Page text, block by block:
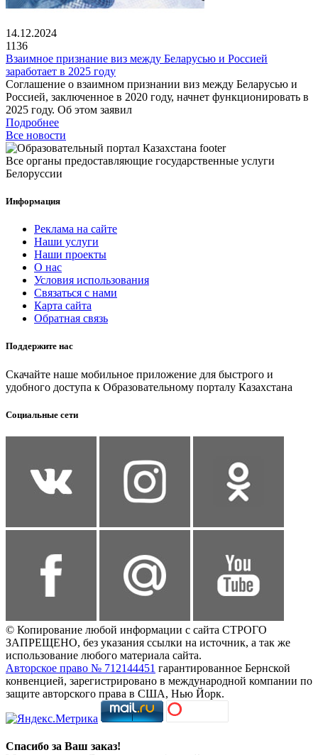
14.12.2024
1136
Взаимное признание виз между Беларусью и Россией
заработает в 2025 году
Соглашение о взаимном признании виз между Беларусью и
Россией, заключенное в 2020 году, начнет функционировать в
2025 году. Об этом заявил
Подробнее
Все новости
Все органы предоставляющие государственные услуги
Белоруссии
Информация
Реклама на сайте
Наши услуги
Наши проекты
О нас
Условия использования
Связаться с нами
Карта сайта
Обратная связь
Поддержите нас
Скачайте наше мобильное приложение для быстрого и
удобного доступа к Образовательному порталу Казахстана
Социальные сети
© Копирование любой информации с сайта СТРОГО
ЗАПРЕЩЕНО, без указания ссылки на источник, а так же
использование любого материала сайта.
Авторское право № 712144451 гарантированное Бернской
конвенцией, зарегистрировано в международной компании по
защите авторского права в США, Нью Йорк.
Спасибо за Ваш заказ!